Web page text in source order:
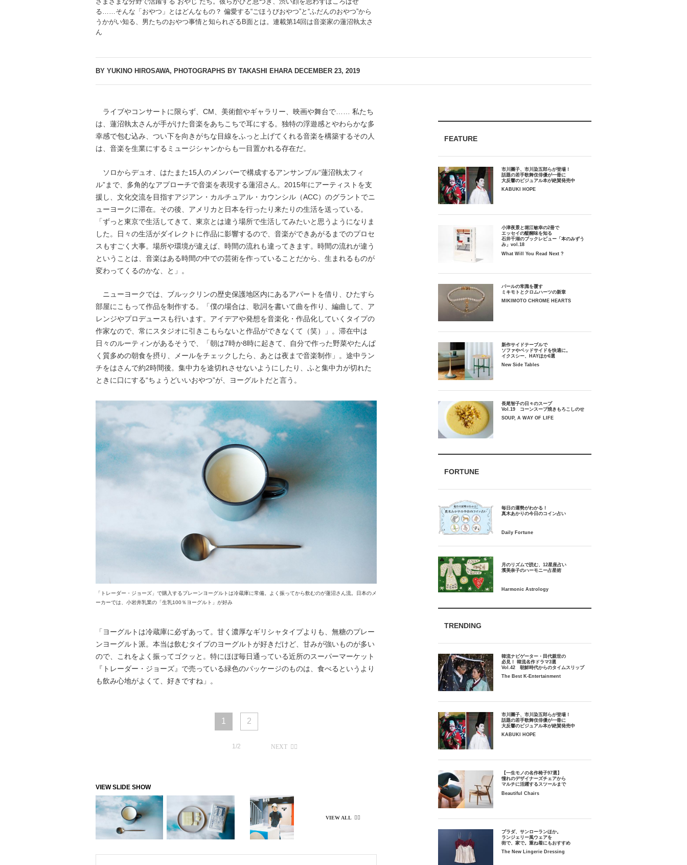
る……そんな「おやつ」とはどんなもの？ 偏愛する“ごほうびおやつ”と“ふだんのおやつ”から
うかがい知る、男たちのおやつ事情と知られざるB面とは。連載第14回は音楽家の蓮沼執太さ
ん
BY YUKINO HIROSAWA, PHOTOGRAPHS BY TAKASHI EHARA DECEMBER 23, 2019
ライブやコンサートに限らず、CM、美術館やギャラリー、映画や舞台で…… 私たち
は、蓮沼執太さんが手がけた音楽をあちこちで耳にする。独特の浮遊感とやわらかな多
幸感で包む込み、つい下を向きがちな目線をふっと上げてくれる音楽を構築するその人
は、音楽を生業にするミュージシャンからも一目置かれる存在だ。
ソロからデュオ、はたまた15人のメンバーで構成するアンサンブル“蓮沼執太フィ
ル”まで、多角的なアプローチで音楽を表現する蓮沼さん。2015年にアーティストを支
援し、文化交流を目指すアジアン・カルチュアル・カウンシル（ACC）のグラントでニ
ューヨークに滞在。その後、アメリカと日本を行ったり来たりの生活を送っている。
「ずっと東京で生活してきて、東京とは違う場所で生活してみたいと思うようになりま
した。日々の生活がダイレクトに作品に影響するので、音楽ができあがるまでのプロセ
スもすごく大事。場所や環境が違えば、時間の流れも違ってきます。時間の流れが違う
ということは、音楽はある時間の中での芸術を作っていることだから、生まれるものが
変わってくるのかな、と」。
ニューヨークでは、ブルックリンの歴史保護地区内にあるアパートを借り、ひたすら
部屋にこもって作品を制作する。「僕の場合は、歌詞を書いて曲を作り、編曲して、ア
レンジやプロデュースも行います。アイデアや発想を音楽化・作品化していくタイプの
作家なので、常にスタジオに引きこもらないと作品ができなくて（笑）」。滞在中は
日々のルーティンがあるそうで、「朝は7時か8時に起きて、自分で作った野菜やたんぱ
く質多めの朝食を摂り、メールをチェックしたら、あとは夜まで音楽制作」。途中ラン
チをはさんで約2時間後。集中力を途切れさせないようにしたり、ふと集中力が切れた
ときに口にする“ちょうどいいおやつ”が、ヨーグルトだと言う。
「トレーダー・ジョーズ」で購入するプレーンヨーグルトは冷蔵庫に常備。よく振ってから飲むのが蓮沼さん流。日本のメ
ーカーでは、小岩井乳業の「生乳100％ヨーグルト」が好み
「ヨーグルトは冷蔵庫に必ずあって。甘く濃厚なギリシャタイプよりも、無糖のプレー
ンヨーグルト派。本当は飲むタイプのヨーグルトが好きだけど、甘みが強いものが多い
ので、これをよく振ってゴクッと。特にほぼ毎日通っている近所のスーパーマーケット
『トレーダー・ジョーズ』で売っている緑色のパッケージのものは、食べるというより
も飲み心地がよくて、好きですね」。
1 2
1/2
FEATURE
市川團子、市川染五郎らが登場！
話題の若手歌舞伎俳優が一冊に
大反響のビジュアル本が絶賛発売中
KABUKI HOPE
小津夜景と堀江敏幸の2冊で
エッセイの醍醐味を知る
石井千湖のブックレビュー「本のみずう
み」vol.18
What Will You Read Next ?
パールの常識を覆す
ミキモトとクロムハーツの新章
MIKIMOTO CHROME HEARTS
新作サイドテーブルで
ソファやベッドサイドを快適に。
イクスシー、HAYほか6選
New Side Tables
長尾智子の日々のスープ
Vol.19 コーンスープ焼きもろこしのせ
SOUP, A WAY OF LIFE
FORTUNE
毎日の運勢がわかる！
月のリズムで読む、12星座占い
TRENDING
韓流ナビゲーター・田代親世の
必見！ 韓流名作ドラマ3選
Vol.42 朝鮮時代からのタイムスリップ
The Best K-Entertainment
市川團子、市川染五郎らが登場！
話題の若手歌舞伎俳優が一冊に
大反響のビジュアル本が絶賛発売中
KABUKI HOPE
【一生モノの名作椅子97選】
憧れのデザイナーズチェアから
マルチに活躍するスツールまで
Beautiful Chairs
プラダ、サンローランほか。
ランジェリー風ウェアを
街で、家で。重ね着にもおすすめ
The New Lingerie Dressing